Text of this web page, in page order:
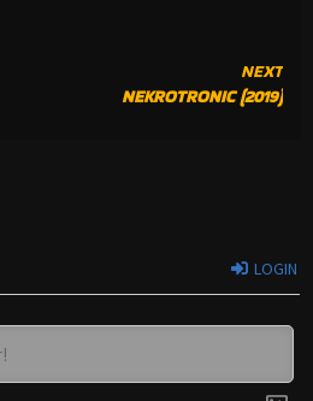
NEXT
NEKROTRONIC (2019)
LOGIN